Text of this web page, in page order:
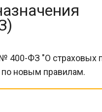
400-ФЗ "О страховых
новым правилам.